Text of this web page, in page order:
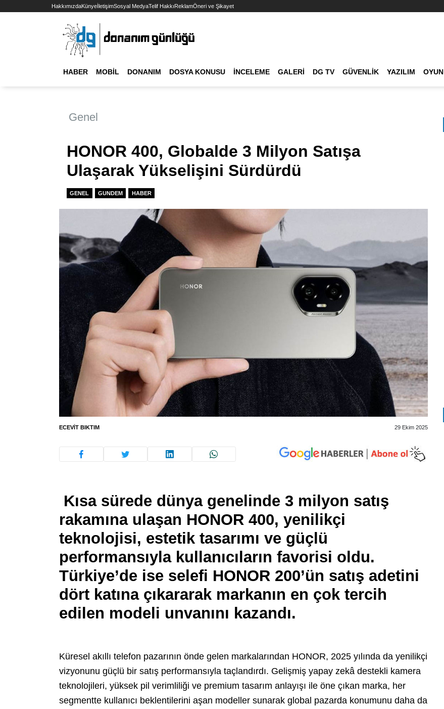
HakkımızdaKünyeİletişimSosyal MedyaTelif HakkıReklamÖneri ve Şikayet
HABER MOBIL DONANIM DOSYA KONUSU İNCELEME GALERI DG TV GÜVENLIK YAZILIM OYUN
Genel
HONOR 400, Globalde 3 Milyon Satışa
Ulaşarak Yükselişini Sürdürdü
GENEL GUNDEM HABER
ECEVIT BIKTIM 29 Ekim 2025
Kısa sürede dünya genelinde 3 milyon satış
rakamına ulaşan HONOR 400, yenilikçi
teknolojisi, estetik tasarımı ve güçlü
performansıyla kullanıcıların favorisi oldu.
Türkiye’de ise selefi HONOR 200’ün satış adetini
dört katına çıkararak markanın en çok tercih
edilen modeli unvanını kazandı.
Küresel akıllı telefon pazarının önde gelen markalarından HONOR, 2025 yılında da yenilikçi
vizyonunu güçlü bir satış performansıyla taçlandırdı. Gelişmiş yapay zekâ destekli kamera
teknolojileri, yüksek pil verimliliği ve premium tasarım anlayışı ile öne çıkan marka, her
segmentte kullanıcı beklentilerini aşan modeller sunarak global pazarda konumunu daha da